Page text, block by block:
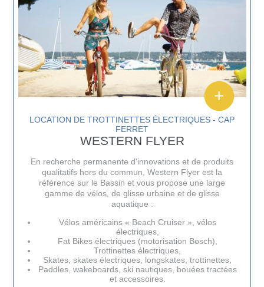
LOCATION DE TROTTINETTES ÉLECTRIQUES - CAP
FERRET
WESTERN FLYER
En recherche permanente d'innovations et de produits
qualitatifs hors du commun, Western Flyer est la
référence sur le Bassin et vous propose une large
gamme de vélos, de glisse urbaine et de glisse
aquatique :
Vélos américains « Beach Cruiser », vélos
électriques,
Fat Bikes électriques (motorisation Bosch),
Trottinettes électriques,
Skates, skates électriques, longskates, trottinettes,
Paddles, wakeboards, ski nautiques, bouées tractées
et accessoires.